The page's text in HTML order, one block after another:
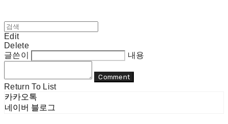
Edit
Delete
글쓴이
내용
Comment
Return To List
카카오톡
네이버 블로그